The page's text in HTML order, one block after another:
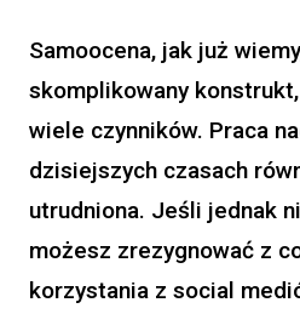
Samoocena, jak już
skomplikowany
wiele czynników. Praca
dzisiejszych czasach
utrudniona. Jeśli jednak
możesz zrezygnować z
korzystania z social